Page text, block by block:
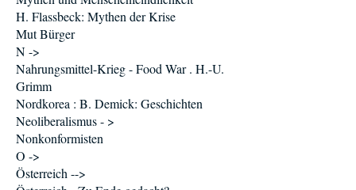
H. Flassbeck: Mythen der Krise
Mut Bürger
N ->
Nahrungsmittel-Krieg - Food War . H.-U.
Grimm
Nordkorea : B. Demick: Geschichten
Neoliberalismus - >
Nonkonformisten
O ->
Österreich -->